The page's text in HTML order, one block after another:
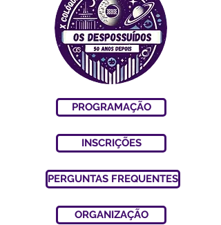
PROGRAMAÇÃO
INSCRIÇÕES
PERGUNTAS FREQUENTES
ORGANIZAÇÃO